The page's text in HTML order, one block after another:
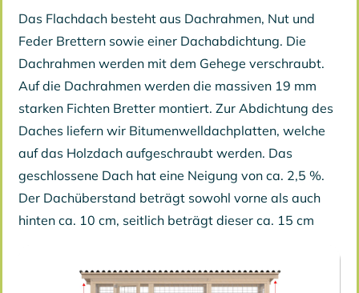
Das Flachdach besteht aus Dachrahmen, Nut und
Feder Brettern sowie einer Dachabdichtung. Die
Dachrahmen werden mit dem Gehege verschraubt.
Auf die Dachrahmen werden die massiven 19 mm
starken Fichten Bretter montiert. Zur Abdichtung des
Daches liefern wir Bitumenwelldachplatten, welche
auf das Holzdach aufgeschraubt werden. Das
geschlossene Dach hat eine Neigung von ca. 2,5 %.
Der Dachüberstand beträgt sowohl vorne als auch
hinten ca. 10 cm, seitlich beträgt dieser ca. 15 cm